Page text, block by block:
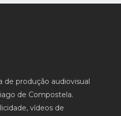
de produção audiovisual
de Compostela.
vídeos de